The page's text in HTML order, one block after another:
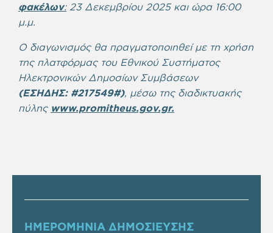
φακέλων:23 Δεκεμβρίου 2025 και ώρα 16:00
μ.μ.
Ο διαγωνισμός θα πραγματοποιηθεί με τη χρήση
της πλατφόρμας του Εθνικού Συστήματος
Ηλεκτρονικών Δημοσίων Συμβάσεων
(ΕΣΗΔΗΣ: #217549#), μέσω της διαδικτυακής
πύλης www.promitheus.gov.gr.
ΗΜΕΡΟΜΗΝΙΑ ΔΗΜΟΣΙΕΥΣΗΣ